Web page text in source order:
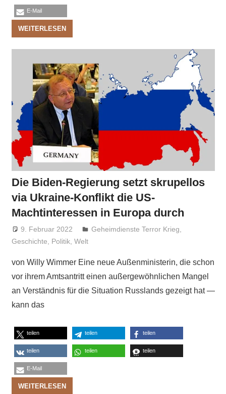
E-Mail
WEITERLESEN
Die Biden-Regierung setzt skrupellos
via Ukraine-Konflikt die US-
Machtinteressen in Europa durch
9. Februar 2022 Niki Vogt
Geheimdienste Terror Krieg,
Geschichte, Politik, Welt
von Willy Wimmer Eine neue Außenministerin, die schon
vor ihrem Amtsantritt einen außergewöhnlichen Mangel
an Verständnis für die Situation Russlands gezeigt hat —
kann das
teilen teilen teilen
teilen teilen teilen
E-Mail
WEITERLESEN